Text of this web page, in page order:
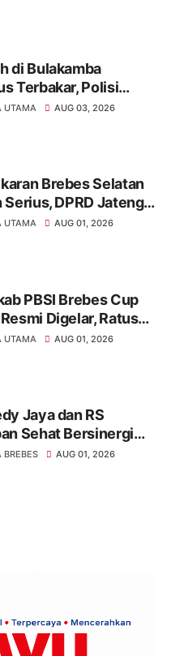
di Bulakamba
Terbakar, Polisi
Dugaan Bara Obat
UTAMA AUG 03, 2026
Brebes Selatan
Serius, DPRD Jateng
Bentuk Pansus CDOB
UTAMA AUG 01, 2026
PBSI Brebes Cup
Digelar, Ratusan
Brebes Siap
UTAMA AUG 01, 2026
Jaya dan RS
Sehat Bersinergi
Ibu Hamil, Bupati
BREBES AUG 01, 2026